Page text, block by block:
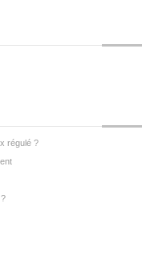
régulé ?